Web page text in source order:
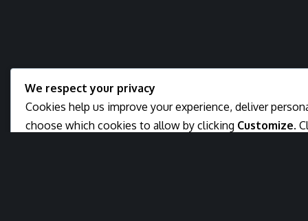
We respect your privacy
Cookies help us improve your experience, deliver
choose which cookies to allow by clicking Customize.